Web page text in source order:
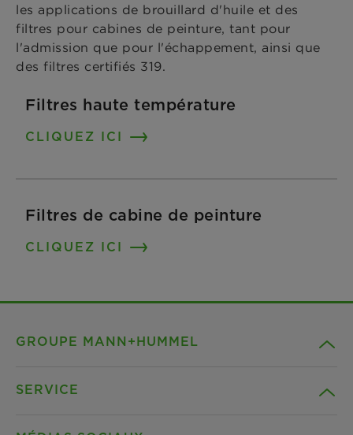
les applications de brouillard d'huile et des
filtres pour cabines de peinture, tant pour
l'admission que pour l'échappement, ainsi que
des filtres certifiés 319.
Filtres haute température
CLIQUEZ ICI
Filtres de cabine de peinture
CLIQUEZ ICI
GROUPE MANN+HUMMEL
SERVICE